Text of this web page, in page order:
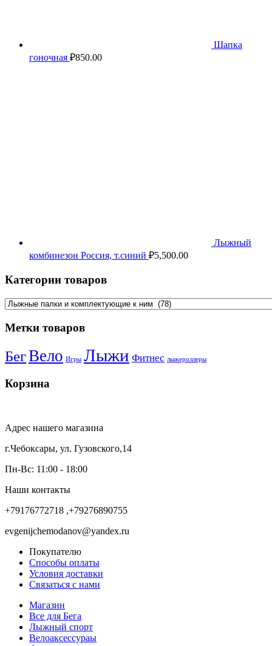
Шапка
гоночная ₽850.00
Лыжный
комбинезон Россия, т.синий ₽5,500.00
Категории товаров
Метки товаров
БегВело Игры Лыжи Фитнес лыжероллеры
Корзина
Адрес нашего магазина
г.Чебоксары, ул. Гузовского,14
Пн-Вс: 11:00 - 18:00
Наши контакты
+79176772718 ,+79276890755
evgenijchemodanov@yandex.ru
Покупателю
Способы оплаты
Условия доставки
Связаться с нами
Магазин
Все для Бега
Лыжный спорт
Велоаксессураы